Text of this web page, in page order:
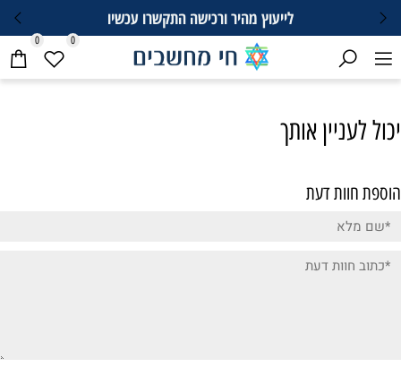
לייעוץ מהיר ורכישה התקשרו עכשיו
0 0
יכול לעניין אותך
הוספת חוות דעת